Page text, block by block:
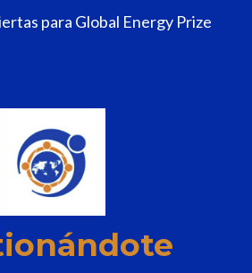
para Global Energy Prize